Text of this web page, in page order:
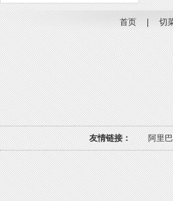
首页 切
友情链接： 阿里